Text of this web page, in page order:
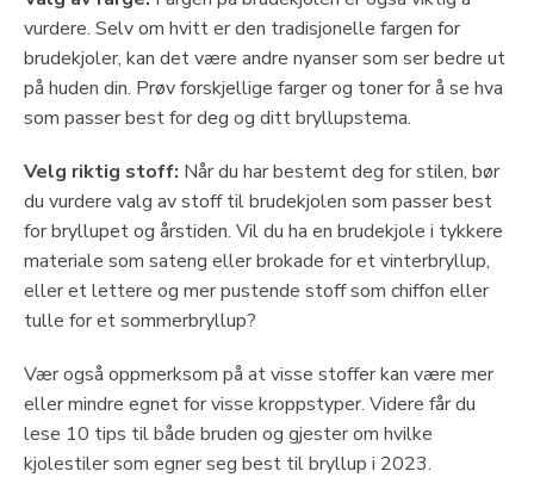
vurdere. Selv om hvitt er den tradisjonelle fargen for
brudekjoler, kan det være andre nyanser som ser bedre ut
på huden din. Prøv forskjellige farger og toner for å se hva
som passer best for deg og ditt bryllupstema.
Velg riktig stoff: Når du har bestemt deg for stilen, bør
du vurdere valg av stoff til brudekjolen som passer best
for bryllupet og årstiden. Vil du ha en brudekjole i tykkere
materiale som sateng eller brokade for et vinterbryllup,
eller et lettere og mer pustende stoff som chiffon eller
tulle for et sommerbryllup?
Vær også oppmerksom på at visse stoffer kan være mer
eller mindre egnet for visse kroppstyper. Videre får du
lese 10 tips til både bruden og gjester om hvilke
kjolestiler som egner seg best til bryllup i 2023.